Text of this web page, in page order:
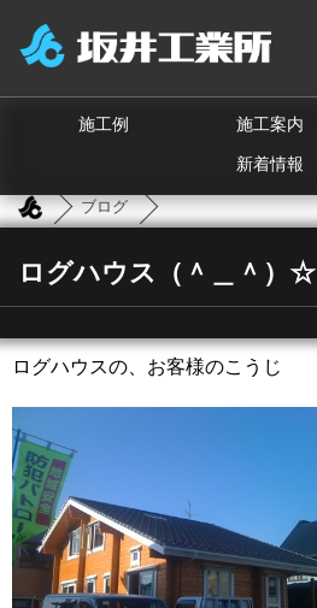
施工例 施工案内
新着情報
ブログ
ログハウス（＾＿＾）☆
ログハウスの、お客様のこうじ